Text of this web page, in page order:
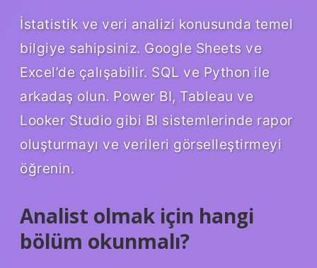
İstatistik ve veri analizi konusunda temel
bilgiye sahipsiniz. Google Sheets ve
Excel’de çalışabilir. SQL ve Python ile
arkadaş olun. Power BI, Tableau ve
Looker Studio gibi BI sistemlerinde rapor
oluşturmayı ve verileri görselleştirmeyi
öğrenin.
Analist olmak için hangi
bölüm okunmalı?